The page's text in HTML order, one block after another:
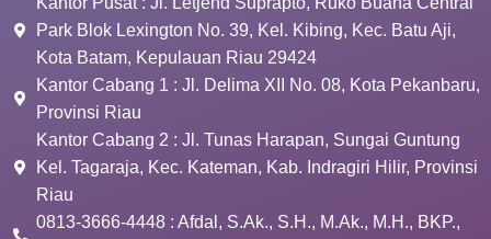
Park Blok Lexington No. 39, Kel. Kibing, Kec. Batu Aji,
Kota Batam, Kepulauan Riau 29424
Kantor Cabang 1 : Jl. Delima XII No. 08, Kota Pekanbaru,
Provinsi Riau
Kantor Cabang 2 : Jl. Tunas Harapan, Sungai Guntung
Kel. Tagaraja, Kec. Kateman, Kab. Indragiri Hilir, Provinsi
Riau
0813-3666-4448 : Afdal, S.Ak., S.H., M.Ak., M.H., BKP.,